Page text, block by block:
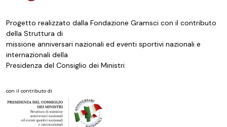
Progetto realizzato dalla Fondazione Gramsci con il contributo
della Struttura di
missione anniversari nazionali ed eventi sportivi nazionali e
internazionali della
Presidenza del Consiglio dei Ministri
con il contributo di